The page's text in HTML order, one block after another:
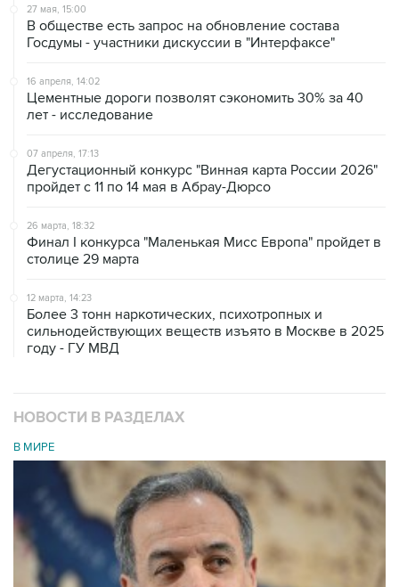
27 мая, 15:00
В обществе есть запрос на обновление состава
Госдумы - участники дискуссии в "Интерфаксе"
16 апреля, 14:02
Цементные дороги позволят сэкономить 30% за 40
лет - исследование
07 апреля, 17:13
Дегустационный конкурс "Винная карта России 2026"
пройдет с 11 по 14 мая в Абрау-Дюрсо
26 марта, 18:32
Финал I конкурса "Маленькая Мисс Европа" пройдет в
столице 29 марта
12 марта, 14:23
Более 3 тонн наркотических, психотропных и
сильнодействующих веществ изъято в Москве в 2025
году - ГУ МВД
НОВОСТИ В РАЗДЕЛАХ
В МИРЕ